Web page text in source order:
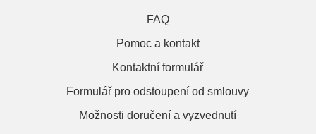
FAQ
Pomoc a kontakt
Kontaktní formulář
Formulář pro odstoupení od smlouvy
Možnosti doručení a vyzvednutí